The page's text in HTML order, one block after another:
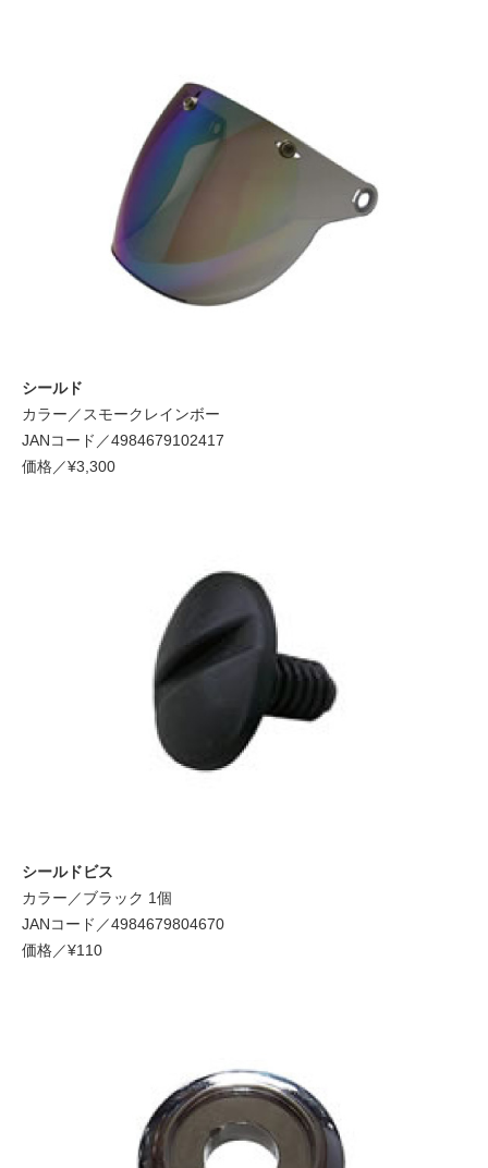
シールド
カラー／スモークレインボー
JANコード／4984679102417
価格／¥3,300
シールドビス
カラー／ブラック 1個
JANコード／4984679804670
価格／¥110